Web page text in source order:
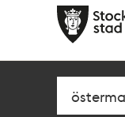
navigationen
huvudinnehållet
Sök